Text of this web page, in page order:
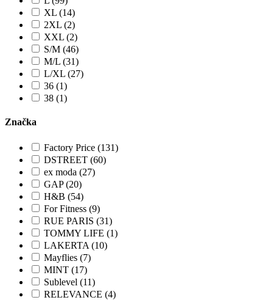
XL (14)
2XL (2)
XXL (2)
S/M (46)
M/L (31)
L/XL (27)
36 (1)
38 (1)
Značka
Factory Price (131)
DSTREET (60)
ex moda (27)
GAP (20)
H&B (54)
For Fitness (9)
RUE PARIS (31)
TOMMY LIFE (1)
LAKERTA (10)
Mayflies (7)
MINT (17)
Sublevel (11)
RELEVANCE (4)